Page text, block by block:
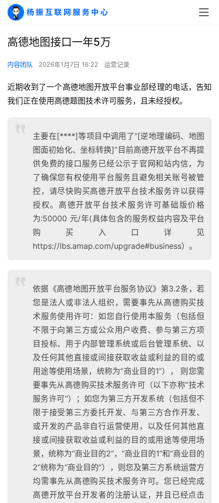
高德地图接口一年5万
内容团队 2026年1月7日 16:22 运营记录
近期收到了一个高德地图开放平台事业部经理的电话，告知
我们正在使用高德题图技术许可服务，且未经授权。
主要在[****]等项目中调用了“[逆地理编码、地图
图面初始化、坐标转换]”目前高德开放平台不再提
供免费的接口服务已经公示于官网和站内信，为
了确保您有权使用平台服务且避免相关账号被管
控，请尽快购买高德开放平台技术服务许以获得
授权。高德开放平台技术服务许可基础版价格
为:50000 元/年(具体包含的服务权益内容及平台
购买入口详见
https://lbs.amap.com/upgrade#business）。
依据《高德地图开放平台服务协议》第3.2条，若
您是法人或非法人组织，需要事先从高德购买技
术服务使用许可：如您自行使用本服务（包括但
不限于向第三方或公众用户收费、参与第三方项
目投标、用于内部管理系统或后台管理系统、以
及任何其他直接或间接获取收益或利益的目的或
用途等使用场景，统称为“商业目的1”）， 则您需
要事先从高德购买技术服务许可（以下亦称“技术
服务许可”）；如您为第三方开发系统（包括但不
限于接受第三方委托开发、与第三方合作开发、
或开发的产品非自行运营使用，以及任何其他直
接或间接获取收益或利益的目的或用途等使用场
景，统称为“商业目的2”，“商业目的1”和“商业目的
2”统称为“商业目的”），则您及第三方系统运营方
均需事先从高德购买技术服务许可。您已经完成
高德开放平台开发者的注册认证，并且已经点击